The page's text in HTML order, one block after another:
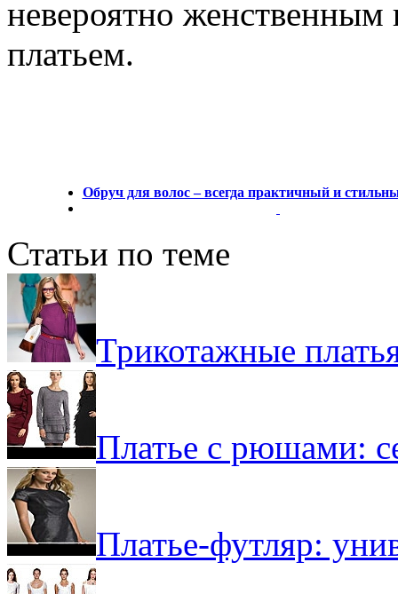
невероятно
платьем.
Обруч для волос – всегда практичный и
Статьи по теме
Трикотажные
Платье с рюшами:
Платье-футляр: